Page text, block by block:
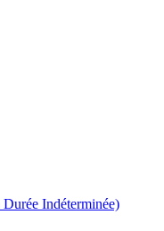
Indéterminée)